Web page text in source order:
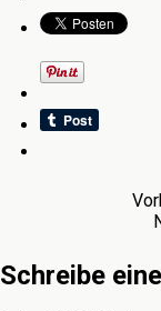
Schreibe